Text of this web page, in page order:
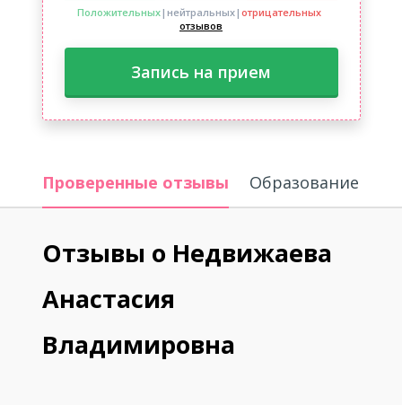
Положительных|нейтральных| отрицательных
отзывов
Запись на прием
Проверенные отзывы Образование
Отзывы о Недвижаева
Анастасия
Владимировна